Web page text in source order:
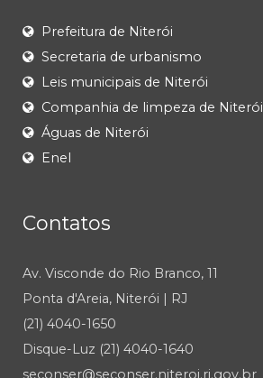
Prefeitura de Niterói
Secretaria de urbanismo
Leis municipais de Niterói
Companhia de limpeza de Niterói
Águas de Niterói
Enel
Contatos
Av. Visconde do Rio Branco, 11
Ponta d'Areia, Niterói | RJ
(21) 4040-1650
Disque-Luz (21) 4040-1640
seconser@seconser.niteroi.rj.gov.br